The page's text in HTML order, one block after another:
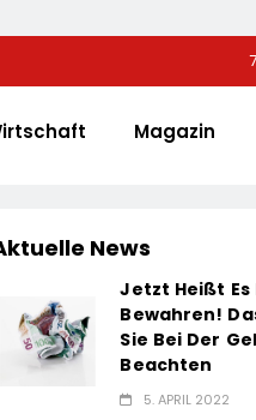
Magazin
News
Jetzt Heißt Es
Bewahren!
Sie Bei Der
Beachten
5. APRIL 2022